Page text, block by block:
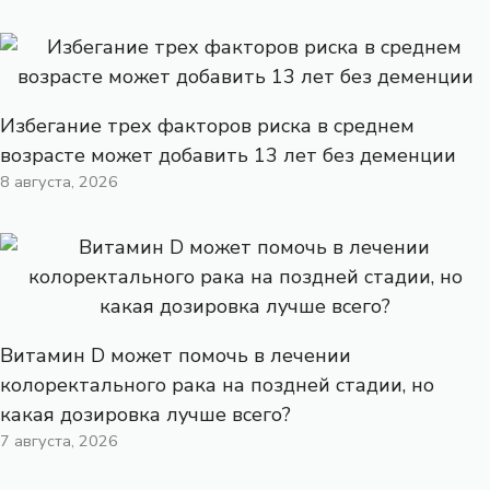
Избегание трех факторов риска в среднем
возрасте может добавить 13 лет без деменции
8 августа, 2026
Витамин D может помочь в лечении
колоректального рака на поздней стадии, но
какая дозировка лучше всего?
7 августа, 2026